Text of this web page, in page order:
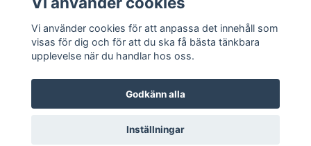
Sociala medier
© 2026 Takprofiler.se
Vi använder cookies för att anpassa det innehåll som
visas för dig och för att du ska få bästa tänkbara
upplevelse när du handlar hos oss.
Godkänn alla
Inställningar